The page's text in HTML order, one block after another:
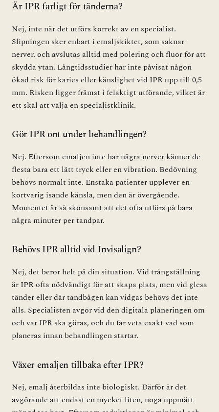
Är IPR farligt för tänderna?
Nej, inte när det utförs korrekt av en specialist.
Slipningen sker enbart i emaljskiktet, som saknar
nerver, och avslutas alltid med polering och fluor för att
skydda ytan. Långtidsstudier har inte påvisat någon
ökad risk för karies eller känslighet vid IPR upp till 0,5
mm. Risken ligger främst i felaktigt utförande, vilket är
ett skäl att välja en specialistklinik.
Gör IPR ont under behandlingen?
Nej. Eftersom emaljen inte har några nerver känner de
flesta bara ett lätt tryck eller en vibration. Bedövning
behövs normalt inte. Enstaka patienter upplever en
kortvarig isande känsla, men den är övergående.
Momentet är så skonsamt att det ofta utförs på bara
några minuter per tandpar.
Behövs IPR alltid vid Invisalign?
Nej, det beror helt på din situation. Vid trångställning
är IPR ofta nödvändigt för att skapa plats, men vid glesa
tänder eller där tandbågen kan vidgas behövs det inte
alls. Specialisten avgör vid den digitala planeringen om
och var IPR ska göras, och du får veta exakt vad som
planeras innan behandlingen startar.
Växer emaljen tillbaka efter IPR?
Nej, emalj återbildas inte biologiskt. Därför är det
avgörande att endast en mycket liten, noga uppmätt